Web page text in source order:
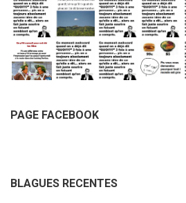
PAGE FACEBOOK
BLAGUES RECENTES